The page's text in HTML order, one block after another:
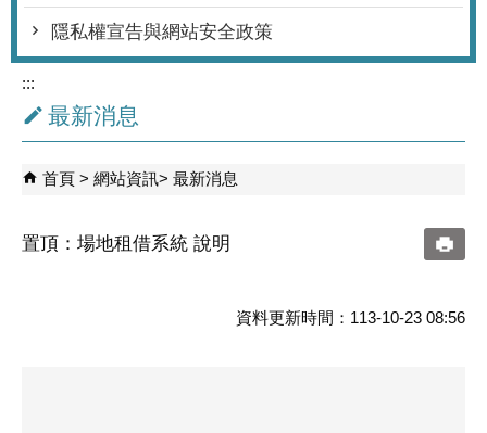
隱私權宣告與網站安全政策
:::
最新消息
首頁 網站資訊 最新消息
置頂：場地租借系統 說明
資料更新時間：113-10-23 08:56